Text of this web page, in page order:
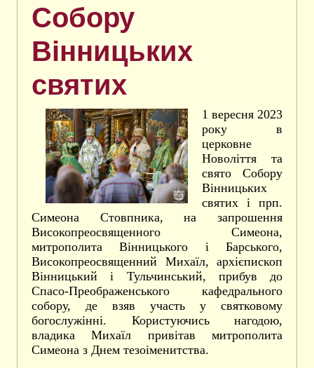
Собору
Вінницьких
святих
1 вересня 2023
року в
церковне
Новоліття та
свято Собору
Вінницьких
святих і прп.
Симеона Стовпника, на запрошення
Високопреосвященного Симеона,
митрополита Вінницького і Барського,
Високопреосвященний Михаїл, архієпископ
Вінницький і Тульчинський, прибув до
Спасо-Преображенського кафедрального
собору, де взяв участь у святковому
богослужінні. Користуючись нагодою,
владика Михаїл привітав митрополита
Симеона з Днем тезоіменитства.